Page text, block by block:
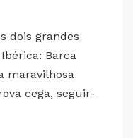
dois grandes
Barca
maravilhosa
cega, seguir-